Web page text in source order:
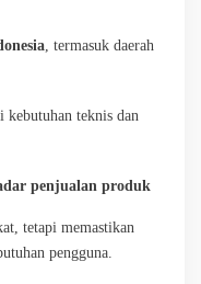
, termasuk daerah
kebutuhan teknis dan
penjualan produk
tetapi memastikan
pengguna.